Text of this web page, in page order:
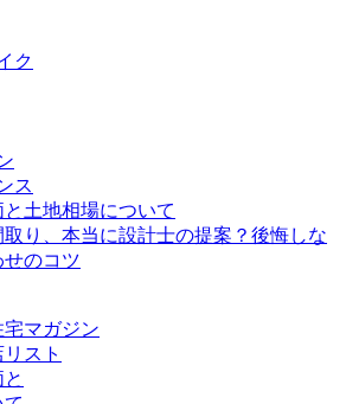
ク
ス
土地相場について
取り、本当に設計士の提案？後悔しな
のコツ
マガジン
スト